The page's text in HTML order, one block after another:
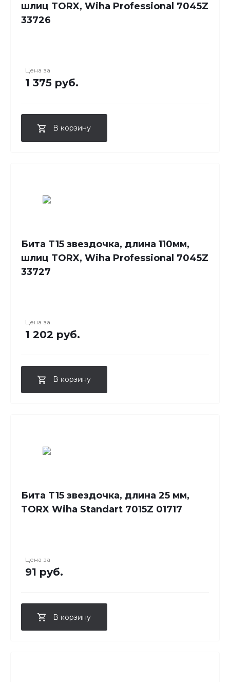
шлиц TORX, Wiha Professional 7045Z
33726
Цена за
1 375 руб.
В корзину
Бита T15 звездочка, длина 110мм,
шлиц TORX, Wiha Professional 7045Z
33727
Цена за
1 202 руб.
В корзину
Бита T15 звездочка, длина 25 мм,
TORX Wiha Standart 7015Z 01717
Цена за
91 руб.
В корзину